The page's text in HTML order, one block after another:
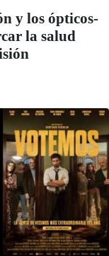
y los ópticos-
la salud